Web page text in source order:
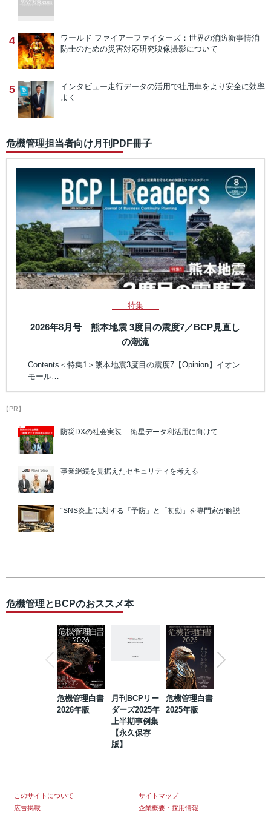
4 ワールド ファイアーファイターズ：世界の消防新事情消
防士のための災害対応研究映像撮影について
5 インタビュー走行データの活用で社用車をより安全に効率
よく
危機管理担当者向け月刊PDF冊子
特集
2026年8月号 熊本地震 3度目の震度7／BCP見直し
の潮流
Contents＜特集1＞熊本地震3度目の震度7【Opinion】イオン
モール…
【PR】
防災DXの社会実装 －衛星データ利活用に向けて
事業継続を見据えたセキュリティを考える
“SNS炎上”に対する「予防」と「初動」を専門家が解説
危機管理とBCPのおススメ本
危機管理白書
2026年版
月刊BCPリー
ダーズ2025年
上半期事例集
【永久保存
版】
危機管理白書
2025年版
このサイトについて
サイトマップ
広告掲載
企業概要・採用情報